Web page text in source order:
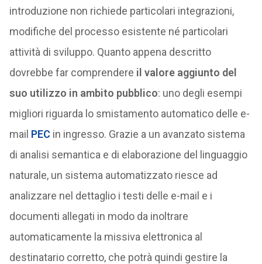
introduzione non richiede particolari integrazioni,
modifiche del processo esistente né particolari
attività di sviluppo. Quanto appena descritto
dovrebbe far comprendere il valore aggiunto del
suo utilizzo in ambito pubblico: uno degli esempi
migliori riguarda lo smistamento automatico delle e-
mail PEC in ingresso. Grazie a un avanzato sistema
di analisi semantica e di elaborazione del linguaggio
naturale, un sistema automatizzato riesce ad
analizzare nel dettaglio i testi delle e-mail e i
documenti allegati in modo da inoltrare
automaticamente la missiva elettronica al
destinatario corretto, che potrà quindi gestire la